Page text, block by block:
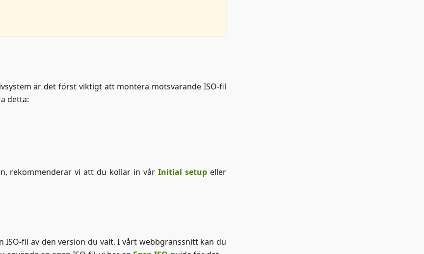
är det först viktigt att montera motsvarande ISO-fil
detta:
rekommenderar vi att du kollar in vårInitial setup eller
ISO-fil av den version du valt. I vårt webbgränssnitt kan du